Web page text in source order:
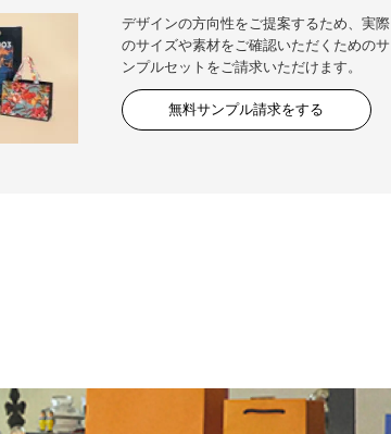
デザインの方向性をご提案するため、実際
のサイズや素材をご確認いただくためのサ
ンプルセットをご請求いただけます。
無料サンプル請求をする